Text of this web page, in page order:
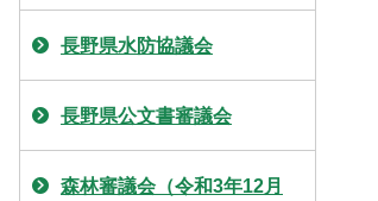
長野県水防協議会
長野県公文書審議会
森林審議会（令和3年12月